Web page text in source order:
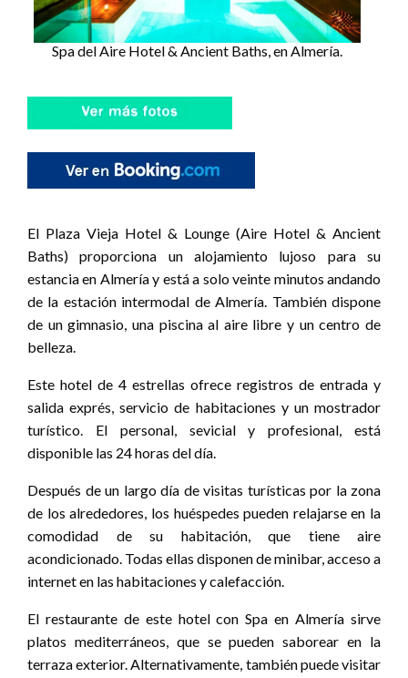
Spa del Aire Hotel & Ancient Baths, en Almería.
El Plaza Vieja Hotel & Lounge (Aire Hotel & Ancient
Baths) proporciona un alojamiento lujoso para su
estancia en Almería y está a solo veinte minutos andando
de la estación intermodal de Almería. También dispone
de un gimnasio, una piscina al aire libre y un centro de
belleza.
Este hotel de 4 estrellas ofrece registros de entrada y
salida exprés, servicio de habitaciones y un mostrador
turístico. El personal, sevicial y profesional, está
disponible las 24 horas del día.
Después de un largo día de visitas turísticas por la zona
de los alrededores, los huéspedes pueden relajarse en la
comodidad de su habitación, que tiene aire
acondicionado. Todas ellas disponen de minibar, acceso a
internet en las habitaciones y calefacción.
El restaurante de este hotel con Spa en Almería sirve
platos mediterráneos, que se pueden saborear en la
terraza exterior. Alternativamente, también puede visitar